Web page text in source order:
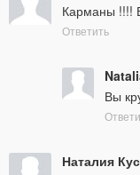
Карманы !!!!
Ответить
Вы
Наталия